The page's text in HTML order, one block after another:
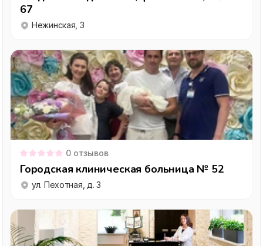
67
Нежинская, 3
0 отзывов
Городская клиническая больница № 52
ул. Пехотная, д. 3